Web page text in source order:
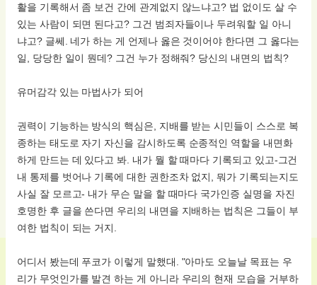
활을 기록해서 좀 보건 간에 관계없지 않느냐고? 법 없이도 살 수
있는 사람이 되면 된다고? 그건 범죄자들이나 두려워할 일 아니
냐고? 글쎄. 네가 하는 게 언제나 옳은 것이어야 한다면 그 옳다는
일, 당당한 일이 뭔데? 그건 누가 정해줘? 당신의 내면의 법칙?
유머감각 있는 마법사가 되어
권력이 기능하는 방식의 핵심은, 지배를 받는 시민들이 스스로 복
종하는 태도로 자기 자신을 감시하도록 순종적인 역할을 내면화
하게 만드는 데 있다고 봐. 내가 뭘 할 때마다 기록되고 있고-그건
내 통제를 벗어나 기록에 대한 권한조차 없지, 뭐가 기록되는지도
사실 잘 모르고- 내가 무슨 말을 할 때마다 국가인증 실명을 자진
호명한 후 글을 쓴다면 우리의 내면을 지배하는 법칙은 그들이 부
여한 법칙이 되는 거지.
어디서 봤는데 푸코가 이렇게 말했대. "아마도 오늘날 목표는 우
리가 무엇인가를 발견 하는 게 아니라 우리의 현재 모습을 거부하